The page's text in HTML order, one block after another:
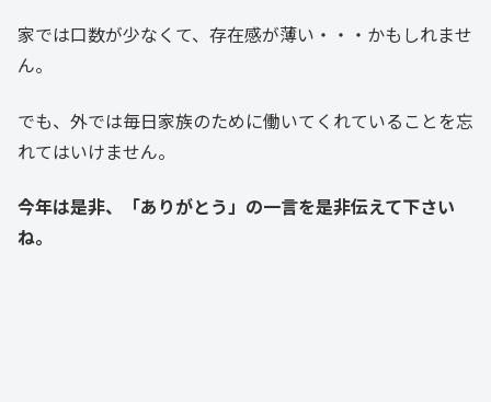
家では口数が少なくて、存在感が薄い・・・かもしれませ
ん。
でも、外では毎日家族のために働いてくれていることを忘
れてはいけません。
今年は是非、「ありがとう」の一言を是非伝えて下さい
ね。